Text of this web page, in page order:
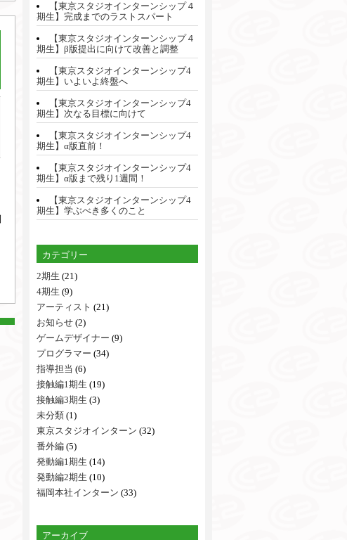
【東京スタジオインターンシップ４
期生】完成までのラストスパート
【東京スタジオインターンシップ４
期生】β版提出に向けて改善と調整
【東京スタジオインターンシップ4
期生】いよいよ終盤へ
【東京スタジオインターンシップ4
期生】次なる目標に向けて
【東京スタジオインターンシップ4
期生】α版直前！
【東京スタジオインターンシップ4
期生】α版まで残り1週間！
【東京スタジオインターンシップ4
期生】学ぶべき多くのこと
カテゴリー
2期生 (21)
4期生 (9)
アーティスト (21)
お知らせ (2)
ゲームデザイナー (9)
プログラマー (34)
指導担当 (6)
接触編1期生 (19)
接触編3期生 (3)
未分類 (1)
東京スタジオインターン (32)
番外編 (5)
発動編1期生 (14)
発動編2期生 (10)
福岡本社インターン (33)
アーカイブ